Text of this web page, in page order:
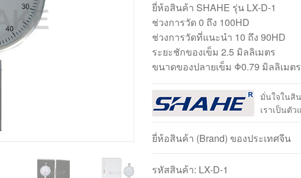
ยี่ห้อสินค้า SHAHE รุ่น LX-D-1
ช่วงการวัด 0 ถึง 100HD
ช่วงการวัดที่แนะนำ 10 ถึง 90HD
ระยะชักของเข็ม 2.5 มิลลิเมตร
ขนาดของปลายเข็ม Φ0.79 มิลลิเมตร
มั่นใจในสิ
เราเป็นตั
ยี่ห้อสินค้า (Brand) ของประเทศจีน
รหัสสินค้า: LX-D-1